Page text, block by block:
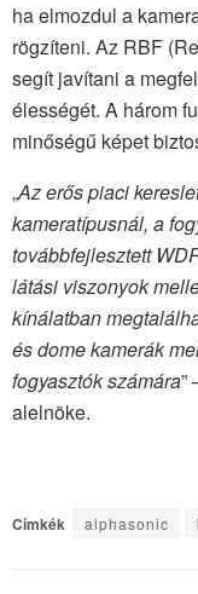
ha elmozdul a
rögzíteni. Az RBF
segít javítani a
élességét. A három
minőségű képet
„Az erős piaci
kameratípusnál, a
továbbfejlesztett
látási viszonyok
kínálatban
és dome kamerák
fogyasztók számára”
alelnöke.
Címkék alphasonic